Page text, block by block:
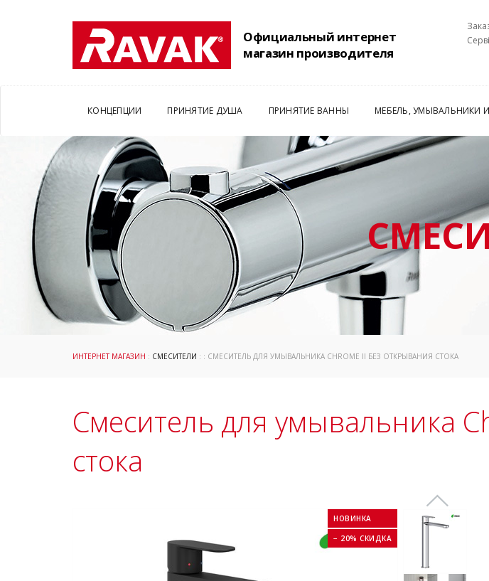
Официальный интернет
магазин производителя
КОНЦЕПЦИИ ПРИНЯТИЕ ДУША ПРИНЯТИЕ ВАННЫ МЕБЕЛЬ, УМЫВАЛЬНИКИ И
ИНТЕРНЕТ МАГАЗИН : СМЕСИТЕЛИ : : СМЕСИТЕЛЬ ДЛЯ УМЫВАЛЬНИКА СHROME II БЕЗ ОТКРЫВАНИЯ СТОКА
Смеситель для умывальника
стока
НОВИНКА
− 20% СКИДКА